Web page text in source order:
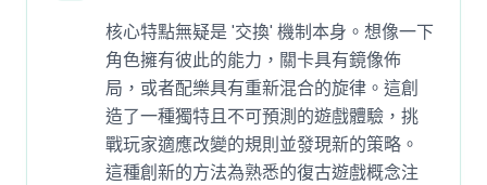
核心特點無疑是 '交換' 機制本身。想像一下
角色擁有彼此的能力，關卡具有鏡像佈
局，或者配樂具有重新混合的旋律。這創
造了一種獨特且不可預測的遊戲體驗，挑
戰玩家適應改變的規則並發現新的策略。
這種創新的方法為熟悉的復古遊戲概念注